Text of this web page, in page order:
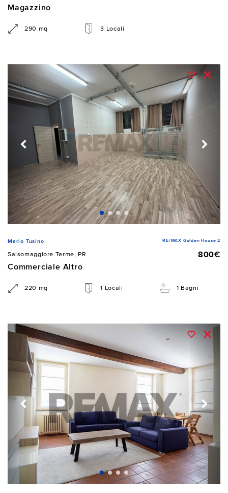
Magazzino
290 mq 3 Locali
Mario Tusino RE/MAX Golden House 2
Salsomaggiore Terme, PR
800€
Commerciale Altro
220 mq 1 Locali 1 Bagni